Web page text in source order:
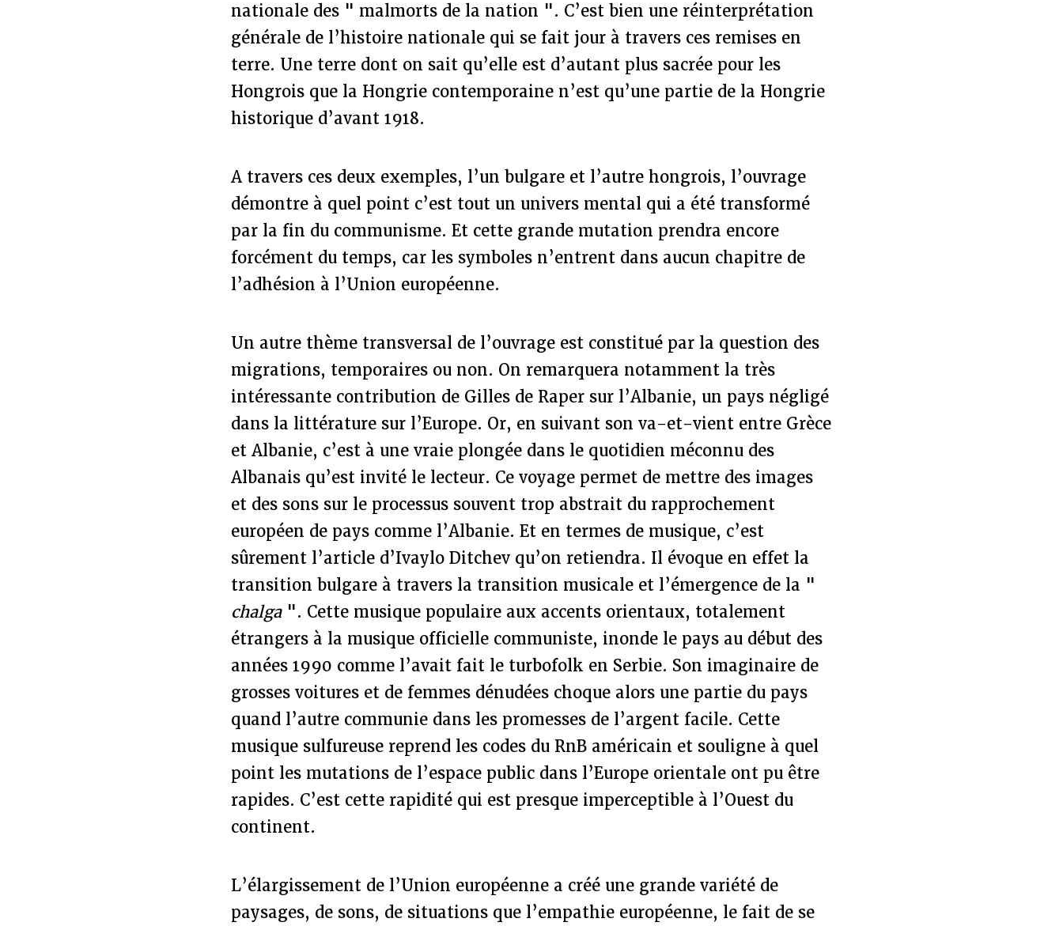
nationale des " malmorts de la nation ". C’est bien une réinterprétation
générale de l’histoire nationale qui se fait jour à travers ces remises en
terre. Une terre dont on sait qu’elle est d’autant plus sacrée pour les
Hongrois que la Hongrie contemporaine n’est qu’une partie de la Hongrie
historique d’avant 1918.
A travers ces deux exemples, l’un bulgare et l’autre hongrois, l’ouvrage
démontre à quel point c’est tout un univers mental qui a été transformé
par la fin du communisme. Et cette grande mutation prendra encore
forcément du temps, car les symboles n’entrent dans aucun chapitre de
l’adhésion à l’Union européenne.
Un autre thème transversal de l’ouvrage est constitué par la question des
migrations, temporaires ou non. On remarquera notamment la très
intéressante contribution de Gilles de Raper sur l’Albanie, un pays négligé
dans la littérature sur l’Europe. Or, en suivant son va-et-vient entre Grèce
et Albanie, c’est à une vraie plongée dans le quotidien méconnu des
Albanais qu’est invité le lecteur. Ce voyage permet de mettre des images
et des sons sur le processus souvent trop abstrait du rapprochement
européen de pays comme l’Albanie. Et en termes de musique, c’est
sûrement l’article d’Ivaylo Ditchev qu’on retiendra. Il évoque en effet la
transition bulgare à travers la transition musicale et l’émergence de la "
chalga". Cette musique populaire aux accents orientaux, totalement
étrangers à la musique officielle communiste, inonde le pays au début des
années 1990 comme l’avait fait le turbofolk en Serbie. Son imaginaire de
grosses voitures et de femmes dénudées choque alors une partie du pays
quand l’autre communie dans les promesses de l’argent facile. Cette
musique sulfureuse reprend les codes du RnB américain et souligne à quel
point les mutations de l’espace public dans l’Europe orientale ont pu être
rapides. C’est cette rapidité qui est presque imperceptible à l’Ouest du
continent.
L’élargissement de l’Union européenne a créé une grande variété de
paysages, de sons, de situations que l’empathie européenne, le fait de se